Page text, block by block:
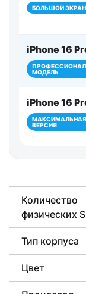
БОЛЬШОЙ ЭКРАН
iPhone 16
МОДЕЛЬ
iPhone 16
МАКСИМАЛЬНАЯ
ВЕРСИЯ
Количество
физических
Тип корпуса
Цвет